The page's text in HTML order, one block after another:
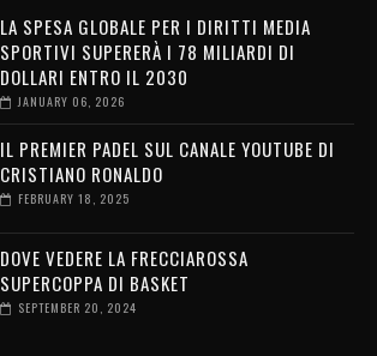
LA SPESA GLOBALE PER I DIRITTI MEDIA
SPORTIVI SUPERERÀ I 78 MILIARDI DI
DOLLARI ENTRO IL 2030
JANUARY 06, 2026
IL PREMIER PADEL SUL CANALE YOUTUBE DI
CRISTIANO RONALDO
FEBRUARY 18, 2025
DOVE VEDERE LA FRECCIAROSSA
SUPERCOPPA DI BASKET
SEPTEMBER 20, 2024